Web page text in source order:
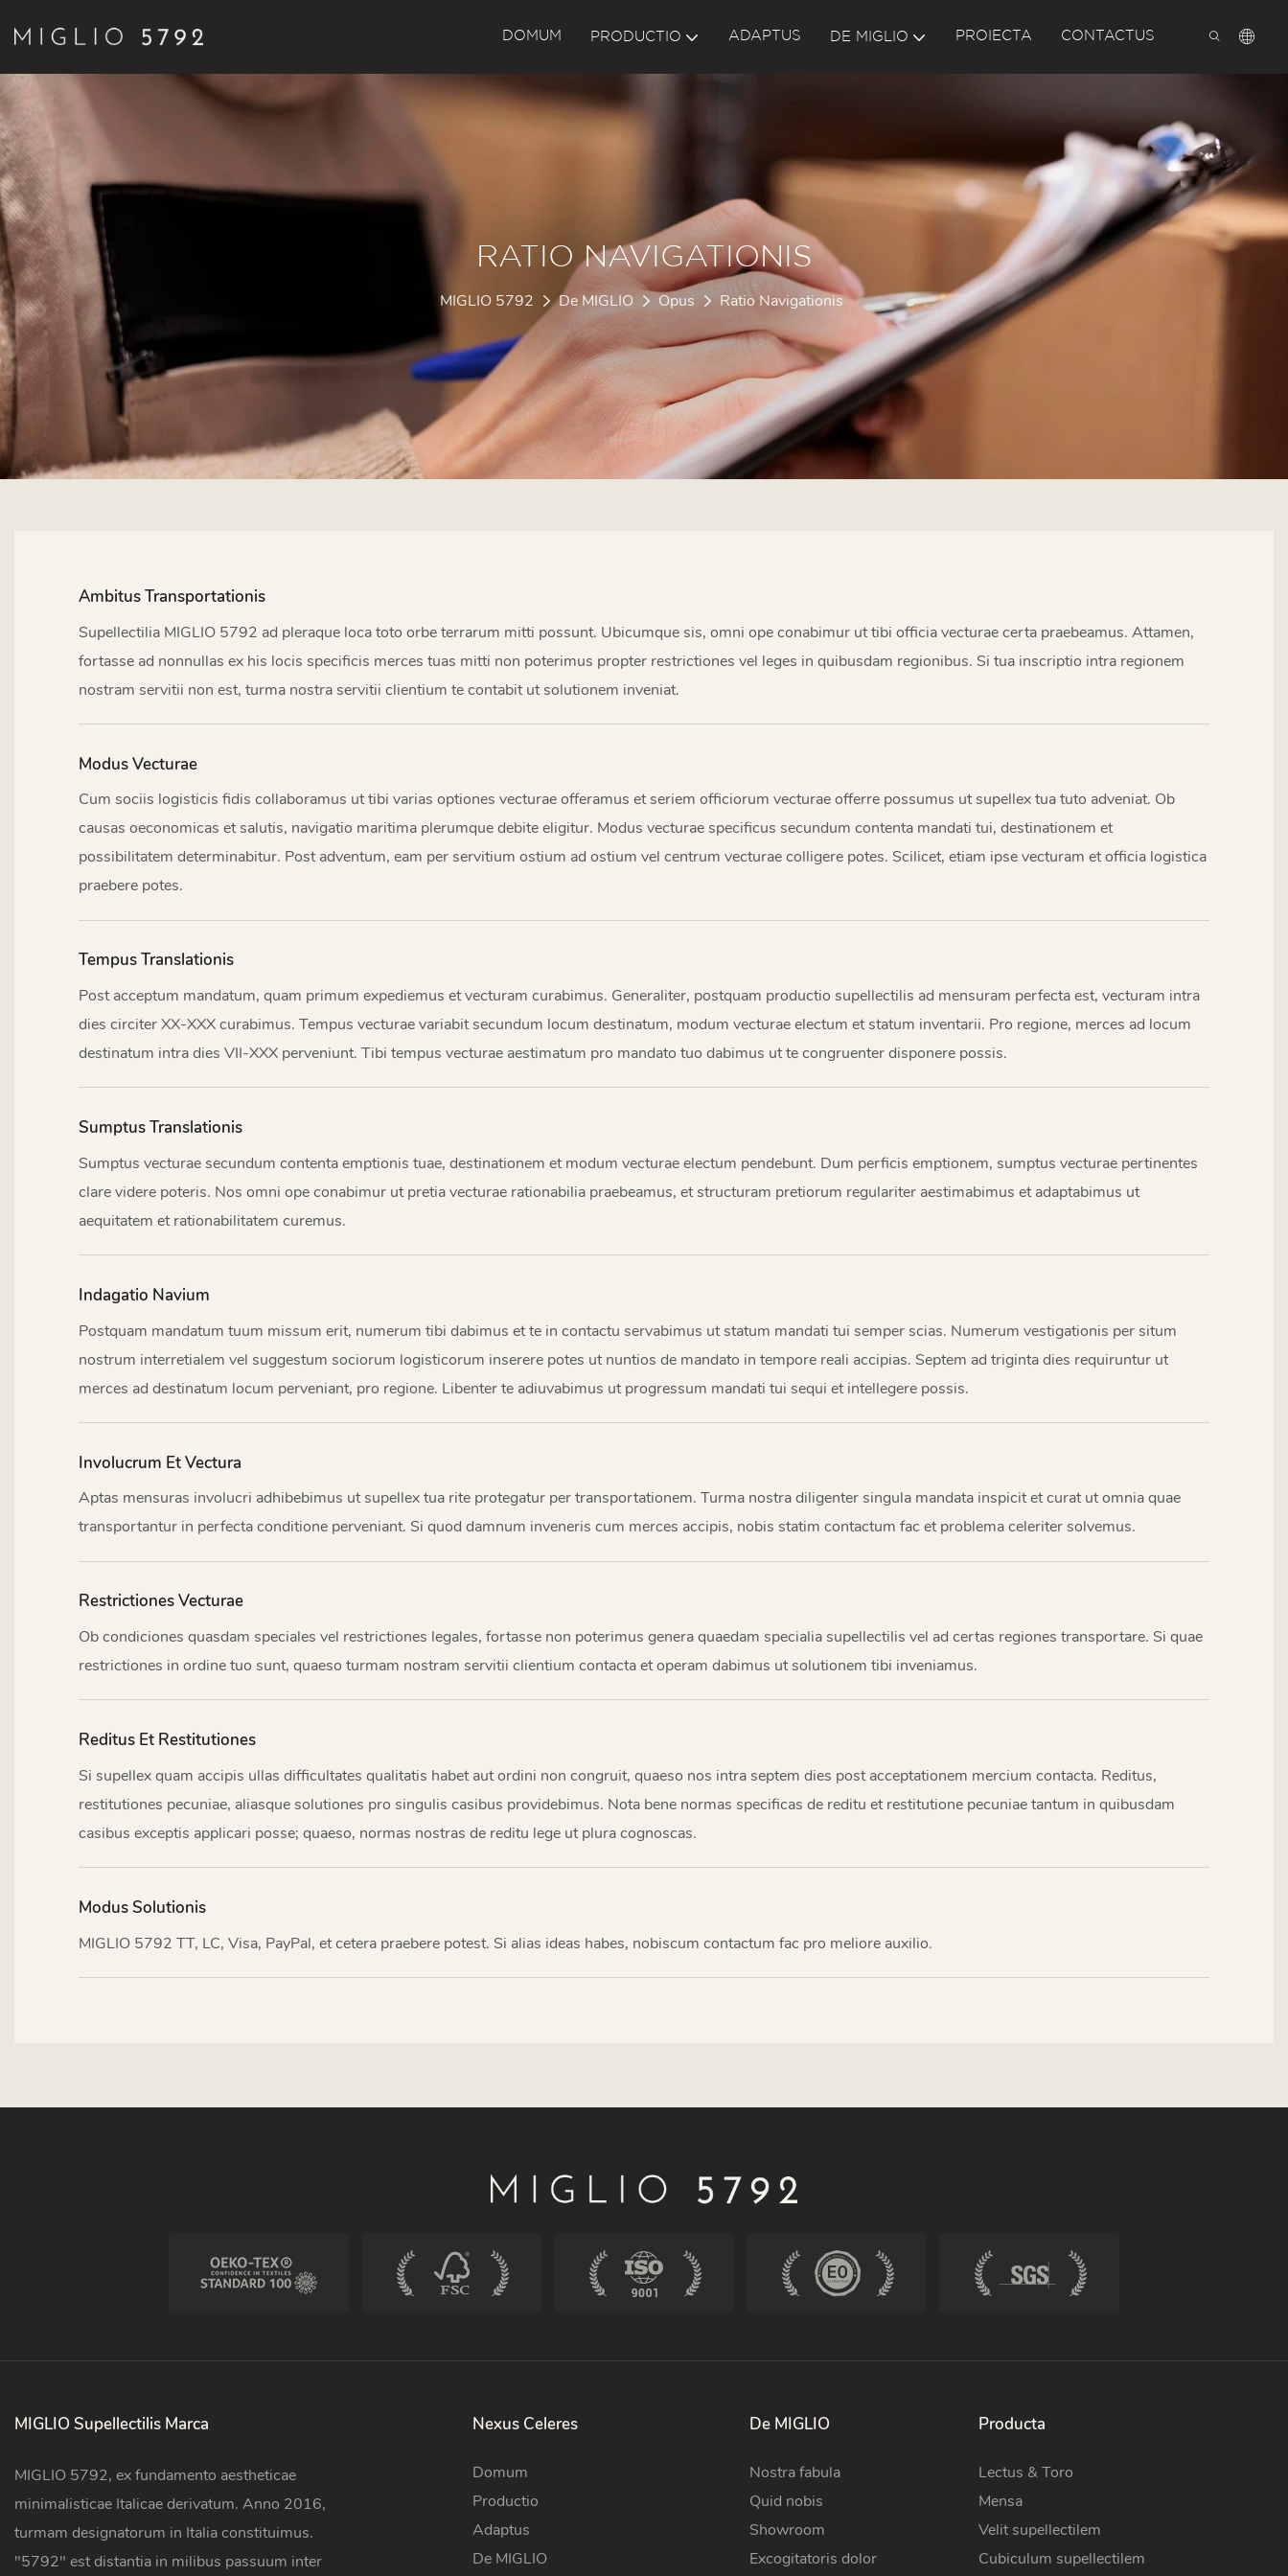
DOMUM PRODUCTIO ADAPTUS DE MIGLIO PROIECTA CONTACTUS
RATIO NAVIGATIONIS
MIGLIO 5792 De MIGLIO Opus Ratio Navigationis
Ambitus Transportationis
Supellectilia MIGLIO 5792 ad pleraque loca toto orbe terrarum mitti possunt. Ubicumque sis, omni ope conabimur ut tibi officia vecturae certa praebeamus. Attamen,
fortasse ad nonnullas ex his locis specificis merces tuas mitti non poterimus propter restrictiones vel leges in quibusdam regionibus. Si tua inscriptio intra regionem
nostram servitii non est, turma nostra servitii clientium te contabit ut solutionem inveniat.
Modus Vecturae
Cum sociis logisticis fidis collaboramus ut tibi varias optiones vecturae offeramus et seriem officiorum vecturae offerre possumus ut supellex tua tuto adveniat. Ob
causas oeconomicas et salutis, navigatio maritima plerumque debite eligitur. Modus vecturae specificus secundum contenta mandati tui, destinationem et
possibilitatem determinabitur. Post adventum, eam per servitium ostium ad ostium vel centrum vecturae colligere potes. Scilicet, etiam ipse vecturam et officia logistica
praebere potes.
Tempus Translationis
Post acceptum mandatum, quam primum expediemus et vecturam curabimus. Generaliter, postquam productio supellectilis ad mensuram perfecta est, vecturam intra
dies circiter XX-XXX curabimus. Tempus vecturae variabit secundum locum destinatum, modum vecturae electum et statum inventarii. Pro regione, merces ad locum
destinatum intra dies VII-XXX perveniunt. Tibi tempus vecturae aestimatum pro mandato tuo dabimus ut te congruenter disponere possis.
Sumptus Translationis
Sumptus vecturae secundum contenta emptionis tuae, destinationem et modum vecturae electum pendebunt. Dum perficis emptionem, sumptus vecturae pertinentes
clare videre poteris. Nos omni ope conabimur ut pretia vecturae rationabilia praebeamus, et structuram pretiorum regulariter aestimabimus et adaptabimus ut
aequitatem et rationabilitatem curemus.
Indagatio Navium
Postquam mandatum tuum missum erit, numerum tibi dabimus et te in contactu servabimus ut statum mandati tui semper scias. Numerum vestigationis per situm
nostrum interretialem vel suggestum sociorum logisticorum inserere potes ut nuntios de mandato in tempore reali accipias. Septem ad triginta dies requiruntur ut
merces ad destinatum locum perveniant, pro regione. Libenter te adiuvabimus ut progressum mandati tui sequi et intellegere possis.
Involucrum Et Vectura
Aptas mensuras involucri adhibebimus ut supellex tua rite protegatur per transportationem. Turma nostra diligenter singula mandata inspicit et curat ut omnia quae
transportantur in perfecta conditione perveniant. Si quod damnum inveneris cum merces accipis, nobis statim contactum fac et problema celeriter solvemus.
Restrictiones Vecturae
Ob condiciones quasdam speciales vel restrictiones legales, fortasse non poterimus genera quaedam specialia supellectilis vel ad certas regiones transportare. Si quae
restrictiones in ordine tuo sunt, quaeso turmam nostram servitii clientium contacta et operam dabimus ut solutionem tibi inveniamus.
Reditus Et Restitutiones
Si supellex quam accipis ullas difficultates qualitatis habet aut ordini non congruit, quaeso nos intra septem dies post acceptationem mercium contacta. Reditus,
restitutiones pecuniae, aliasque solutiones pro singulis casibus providebimus. Nota bene normas specificas de reditu et restitutione pecuniae tantum in quibusdam
casibus exceptis applicari posse; quaeso, normas nostras de reditu lege ut plura cognoscas.
Modus Solutionis
MIGLIO 5792 TT, LC, Visa, PayPal, et cetera praebere potest. Si alias ideas habes, nobiscum contactum fac pro meliore auxilio.
MIGLIO Supellectilis Marca
MIGLIO 5792, ex fundamento aestheticae
minimalisticae Italicae derivatum. Anno 2016,
turmam designatorum in Italia constituimus.
"5792" est distantia in milibus passuum inter
Nexus Celeres
Domum
Productio
Adaptus
De MIGLIO
De MIGLIO
Nostra fabula
Quid nobis
Showroom
Excogitatoris dolor
Producta
Lectus & Toro
Mensa
Velit supellectilem
Cubiculum supellectilem